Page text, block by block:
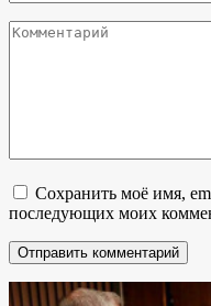
Комментарий
Сохранить моё имя,
последующих моих